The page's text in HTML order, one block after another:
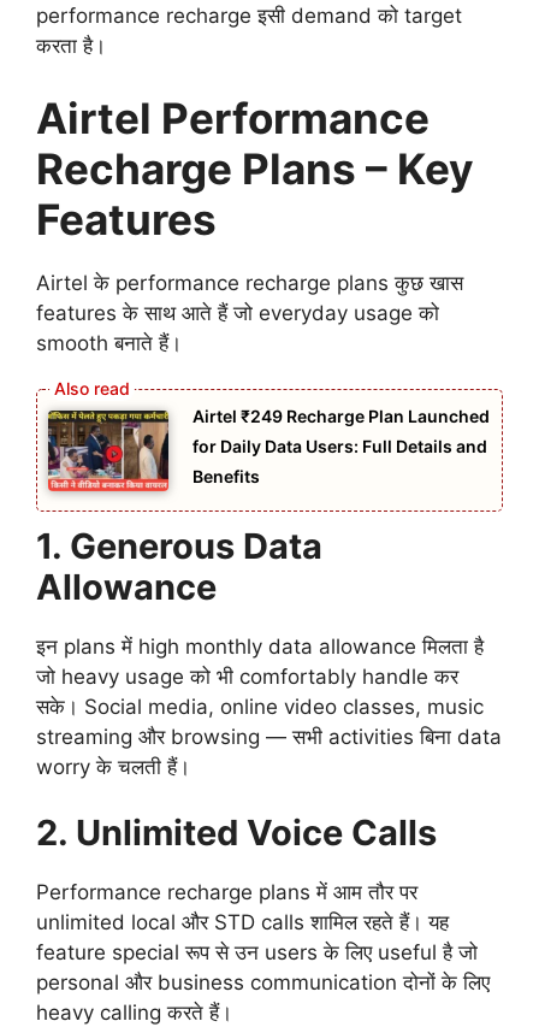
performance recharge इसी demand को target
करता है।
Airtel Performance
Recharge Plans – Key
Features
Airtel के performance recharge plans कुछ खास
features के साथ आते हैं जो everyday usage को
smooth बनाते हैं।
Airtel ₹249 Recharge Plan Launched
for Daily Data Users: Full Details and
Benefits
1. Generous Data
Allowance
इन plans में high monthly data allowance मिलता है
जो heavy usage को भी comfortably handle कर
सके। Social media, online video classes, music
streaming और browsing — सभी activities बिना data
worry के चलती हैं।
2. Unlimited Voice Calls
Performance recharge plans में आम तौर पर
unlimited local और STD calls शामिल रहते हैं। यह
feature special रूप से उन users के लिए useful है जो
personal और business communication दोनों के लिए
heavy calling करते हैं।